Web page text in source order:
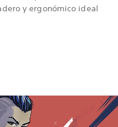
y ergonómico ideal